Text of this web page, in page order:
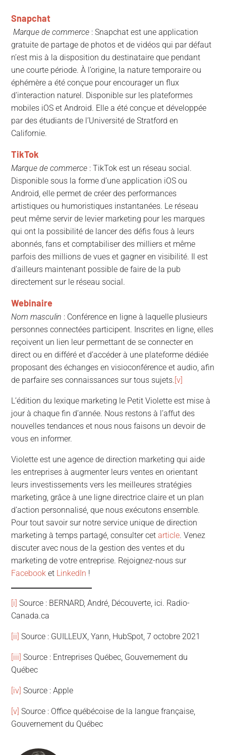
Snapchat
Marque de commerce : Snapchat est une application
gratuite de partage de photos et de vidéos qui par défaut
n’est mis à la disposition du destinataire que pendant
une courte période. À l’origine, la nature temporaire ou
éphémère a été conçue pour encourager un flux
d’interaction naturel. Disponible sur les plateformes
mobiles iOS et Android. Elle a été conçue et développée
par des étudiants de l’Université de Stratford en
Californie.
TikTok
Marque de commerce : TikTok est un réseau social.
Disponible sous la forme d’une application iOS ou
Android, elle permet de créer des performances
artistiques ou humoristiques instantanées. Le réseau
peut même servir de levier marketing pour les marques
qui ont la possibilité de lancer des défis fous à leurs
abonnés, fans et comptabiliser des milliers et même
parfois des millions de vues et gagner en visibilité. Il est
d’ailleurs maintenant possible de faire de la pub
directement sur le réseau social.
Webinaire
Nom masculin : Conférence en ligne à laquelle plusieurs
personnes connectées participent. Inscrites en ligne, elles
reçoivent un lien leur permettant de se connecter en
direct ou en différé et d’accéder à une plateforme dédiée
proposant des échanges en visioconférence et audio, afin
de parfaire ses connaissances sur tous sujets. [v]
L’édition du lexique marketing le Petit Violette est mise à
jour à chaque fin d’année. Nous restons à l’affut des
nouvelles tendances et nous nous faisons un devoir de
vous en informer.
Violette est une agence de direction marketing qui aide
les entreprises à augmenter leurs ventes en orientant
leurs investissements vers les meilleures stratégies
marketing, grâce à une ligne directrice claire et un plan
d’action personnalisé, que nous exécutons ensemble.
Pour tout savoir sur notre service unique de direction
marketing à temps partagé, consulter cetarticle. Venez
discuter avec nous de la gestion des ventes et du
marketing de votre entreprise. Rejoignez-nous sur
Facebook et LinkedIn !
[i] Source : BERNARD, André, Découverte, ici. Radio-
Canada.ca
[ii] Source : GUILLEUX, Yann, HubSpot, 7 octobre 2021
[iii] Source : Entreprises Québec, Gouvernement du
Québec
[iv] Source : Apple
[v] Source : Office québécoise de la langue française,
Gouvernement du Québec